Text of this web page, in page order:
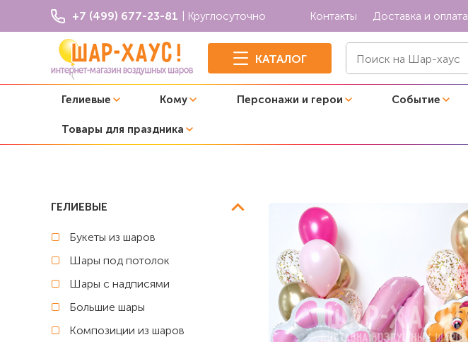
+7 (499) 677-23-81 | Круглосуточно Контакты Доставка и оплата
КАТАЛОГ
Гелиевые Кому Персонажи и герои Событие
Товары для праздника
C цифрой
ГЕЛИЕВЫЕ
Букеты из шаров
Шары под потолок
Шары с надписями
Большие шары
Композиции из шаров